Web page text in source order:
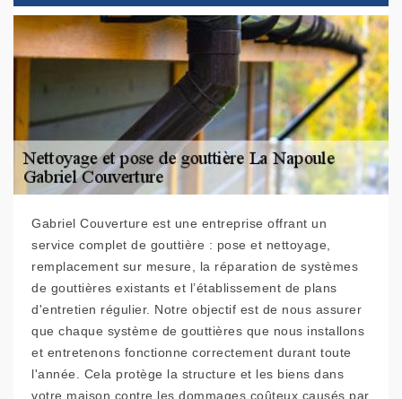
Gabriel Couverture est une entreprise offrant un
service complet de gouttière : pose et nettoyage,
remplacement sur mesure, la réparation de systèmes
de gouttières existants et l’établissement de plans
d'entretien régulier. Notre objectif est de nous assurer
que chaque système de gouttières que nous installons
et entretenons fonctionne correctement durant toute
l'année. Cela protège la structure et les biens dans
votre maison contre les dommages coûteux causés par